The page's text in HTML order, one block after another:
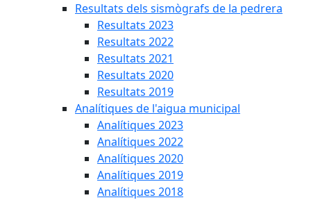
Resultats dels sismògrafs de la pedrera
Resultats 2023
Resultats 2022
Resultats 2021
Resultats 2020
Resultats 2019
Analítiques de l'aigua municipal
Analítiques 2023
Analítiques 2022
Analítiques 2020
Analítiques 2019
Analítiques 2018